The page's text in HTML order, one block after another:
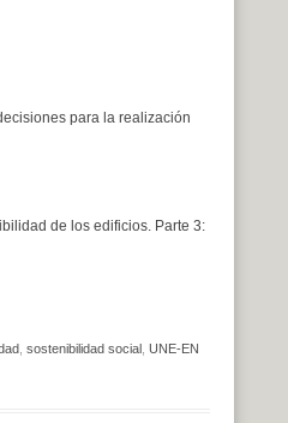
para la realización
de los edificios. Parte 3:
, sostenibilidad social, UNE-EN